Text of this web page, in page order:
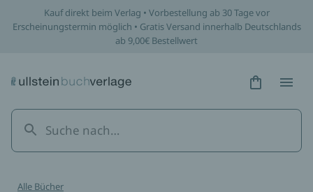
Kauf direkt beim Verlag • Vorbestellung ab 30 Tage vor
Erscheinungstermin möglich • Gratis Versand innerhalb Deutschlands
ab 9,00€ Bestellwert
Hidden
Alle Bücher
/werke/so-geht-glueck/paperback/9783793400981